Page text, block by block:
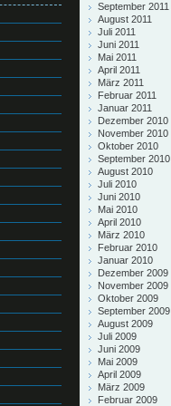
September 2011
August 2011
Juli 2011
Juni 2011
Mai 2011
April 2011
März 2011
Februar 2011
Januar 2011
Dezember 2010
November 2010
Oktober 2010
September 2010
August 2010
Juli 2010
Juni 2010
Mai 2010
April 2010
März 2010
Februar 2010
Januar 2010
Dezember 2009
November 2009
Oktober 2009
September 2009
August 2009
Juli 2009
Juni 2009
Mai 2009
April 2009
März 2009
Februar 2009